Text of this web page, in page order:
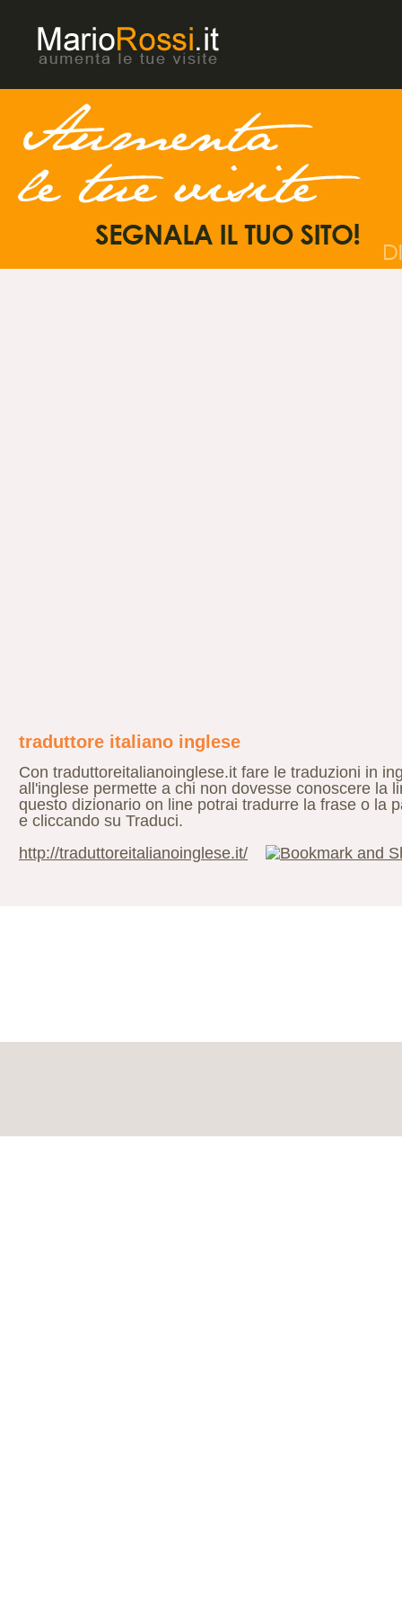
traduttore italiano inglese
Con traduttoreitalianoinglese.it fare le traduzioni in
all'inglese permette a chi non dovesse conoscere la
questo dizionario on line potrai tradurre la frase o la
e cliccando su Traduci.
http://traduttoreitalianoinglese.it/